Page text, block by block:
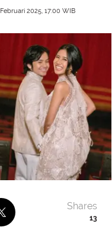
2025, 17:00 WIB
13
Shares